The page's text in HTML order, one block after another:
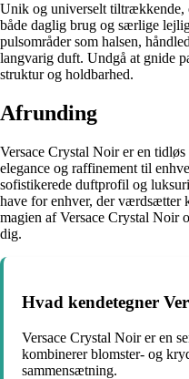
Unik og universelt tiltrækkende,
både daglig brug og særlige
pulsområder som halsen,
langvarig duft. Undgå at gnide
struktur og holdbarhed.
Afrunding
Versace Crystal Noir er en
elegance og raffinement til
sofistikerede duftprofil og
have for enhver, der værdsætter
magien af Versace Crystal Noir
dig.
Hvad kendetegner
Versace Crystal Noir er en
kombinerer blomster- og
sammensætning.